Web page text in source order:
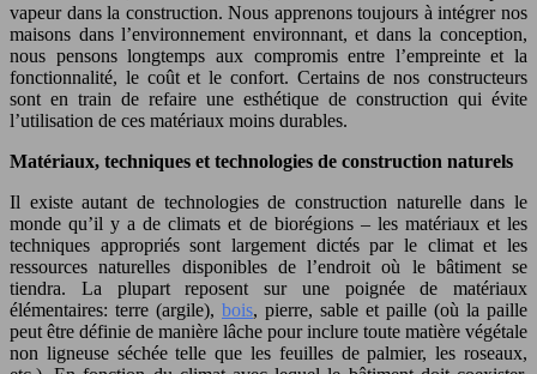
vapeur dans la construction. Nous apprenons toujours à intégrer nos
maisons dans l’environnement environnant, et dans la conception,
nous pensons longtemps aux compromis entre l’empreinte et la
fonctionnalité, le coût et le confort. Certains de nos constructeurs
sont en train de refaire une esthétique de construction qui évite
l’utilisation de ces matériaux moins durables.
Matériaux, techniques et technologies de construction naturels
Il existe autant de technologies de construction naturelle dans le
monde qu’il y a de climats et de biorégions – les matériaux et les
techniques appropriés sont largement dictés par le climat et les
ressources naturelles disponibles de l’endroit où le bâtiment se
tiendra. La plupart reposent sur une poignée de matériaux
élémentaires: terre (argile), bois, pierre, sable et paille (où la paille
peut être définie de manière lâche pour inclure toute matière végétale
non ligneuse séchée telle que les feuilles de palmier, les roseaux,